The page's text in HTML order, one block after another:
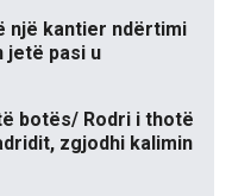
një kantier ndërtimi
jetë pasi u
botës/ Rodri i thotë
zgjodhi kalimin